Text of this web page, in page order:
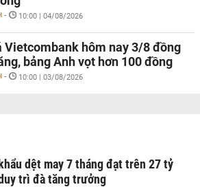
- 10:00 | 04/08/2026
Vietcombank hôm nay 3/8 đồng
bảng Anh vọt hơn 100 đồng
- 10:00 | 03/08/2026
dệt may 7 tháng đạt trên 27 tỷ
trì đà tăng trưởng